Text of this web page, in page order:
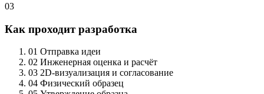
03
Как проходит разработка
01 Отправка идеи
02 Инженерная оценка и расчёт
03 2D-визуализация и согласование
04 Физический образец